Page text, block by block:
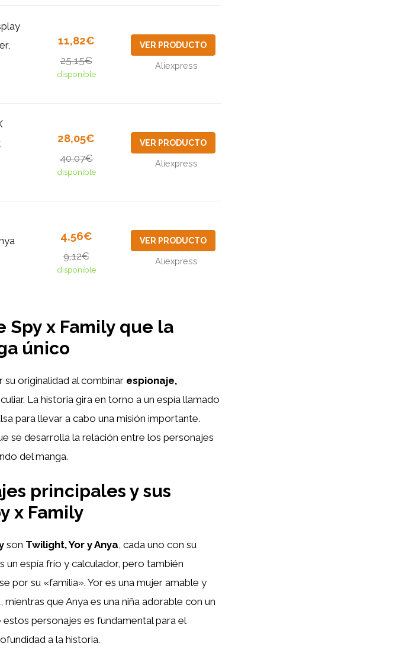
11,82€
25,15€
disponible
VER PRODUCTO
Aliexpress
28,05€
40,07€
disponible
VER PRODUCTO
Aliexpress
4,56€
9,12€
disponible
VER PRODUCTO
Aliexpress
Spy x Family que la
único
su originalidad al combinar espionaje,
La historia gira en torno a un espía llamado
para llevar a cabo una misión importante.
se desarrolla la relación entre los personajes
del manga.
principales y sus
x Family
son Twilight, Yor y Anya, cada uno con su
espía frío y calculador, pero también
por su «familia». Yor es una mujer amable y
que Anya es una niña adorable con un
personajes es fundamental para el
a la historia.